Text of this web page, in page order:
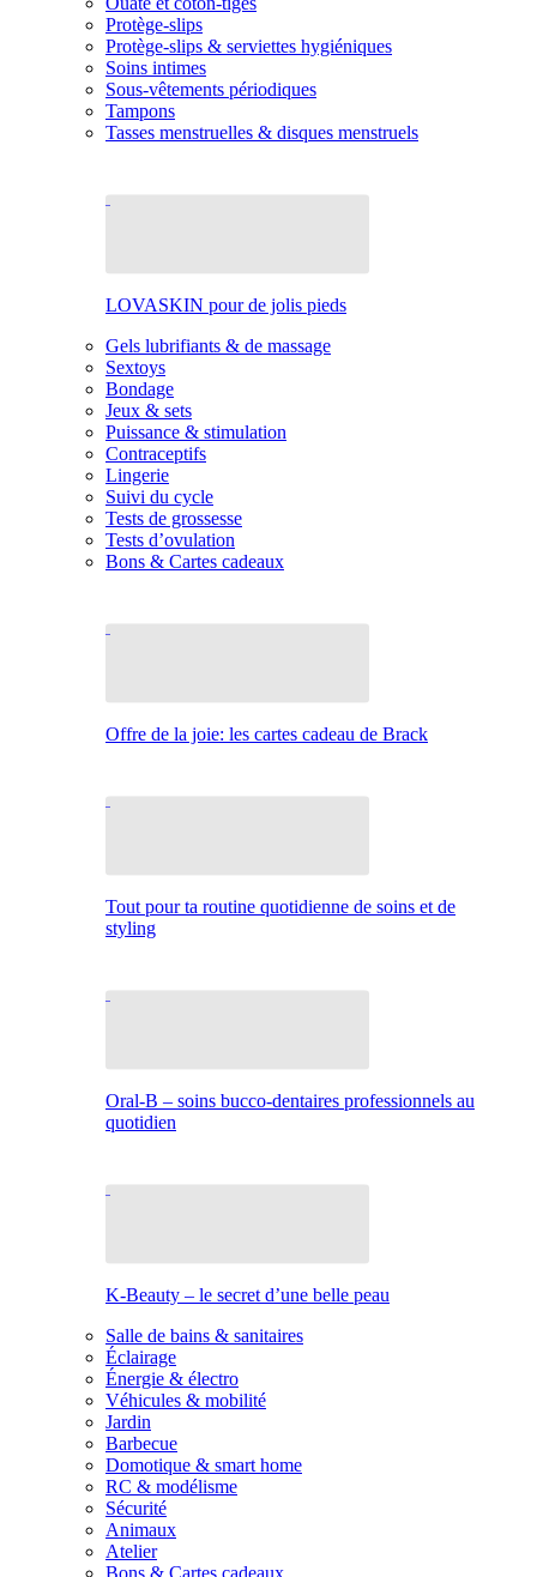
Protège-slips
Protège-slips & serviettes hygiéniques
Soins intimes
Sous-vêtements périodiques
Tampons
Tasses menstruelles & disques menstruels
LOVASKIN pour de jolis pieds
Gels lubrifiants & de massage
Sextoys
Bondage
Jeux & sets
Puissance & stimulation
Contraceptifs
Lingerie
Suivi du cycle
Tests de grossesse
Tests d’ovulation
Bons & Cartes cadeaux
Offre de la joie: les cartes cadeau de Brack
Tout pour ta routine quotidienne de soins et de
styling
Oral-B – soins bucco-dentaires professionnels au
quotidien
K-Beauty – le secret d’une belle peau
Salle de bains & sanitaires
Éclairage
Énergie & électro
Véhicules & mobilité
Jardin
Barbecue
Domotique & smart home
RC & modélisme
Sécurité
Animaux
Atelier
Bons & Cartes cadeaux